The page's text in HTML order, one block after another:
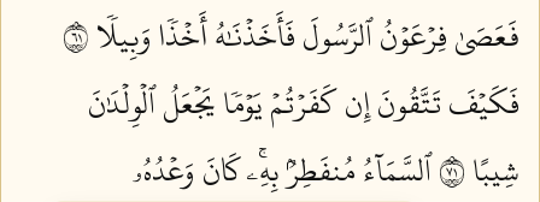
فَعَصَىٰ فِرۡعَوۡنُ ٱلرَّسُولَ فَأَخَذۡنَٰهُ أَخۡذٗا وَبِيلٗا ١٦
فَكَيۡفَ تَتَّقُونَ إِن كَفَرۡتُمۡ يَوۡمٗا يَجۡعَلُ ٱلۡوِلۡدَٰنَ
شِيبًا ١٧
ٱلسَّمَآءُ مُنفَطِرُۢ بِهِۦۚ كَانَ وَعۡدُهُۥ